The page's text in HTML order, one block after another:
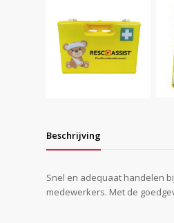
Beschrijving
Snel en adequaat handelen
medewerkers. Met de